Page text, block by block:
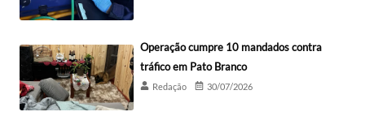
Operação cumpre 10 mandados contra
tráfico em Pato Branco
Redação 30/07/2026